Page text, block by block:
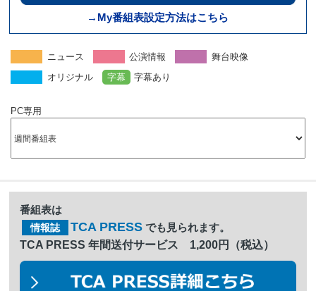
→My番組表設定方法はこちら
ニュース 公演情報
舞台映像
オリジナル
字幕 字幕あり
PC専用
番組表は
情報誌 TCA PRESS でも見られます。
TCA PRESS 年間送付サービス 1,200円（税込）